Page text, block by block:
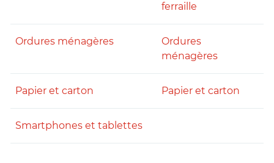
ferraille
Ordures ménagères
Ordures
ménagères
Papier et carton Papier et carton
Smartphones et tablettes